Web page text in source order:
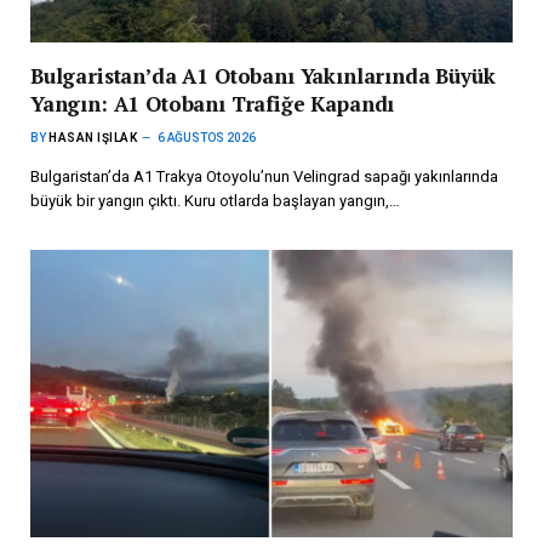
Bulgaristan’da A1 Otobanı Yakınlarında Büyük
Yangın: A1 Otobanı Trafiğe Kapandı
BY HASAN IŞILAK 6 AĞUSTOS 2026
Bulgaristan’da A1 Trakya Otoyolu’nun Velingrad sapağı yakınlarında
büyük bir yangın çıktı. Kuru otlarda başlayan yangın,…